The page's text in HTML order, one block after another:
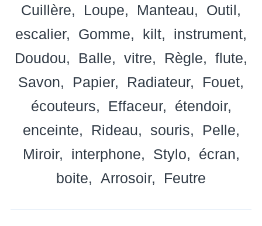
Cuillère
Loupe Manteau
Outil
escalier
Gomme kilt
instrument
Doudou
Balle vitre Règle
flute
Savon
Papier Radiateur
Fouet
écouteurs
Effaceur
étendoir
enceinte
Rideau souris
Pelle
Miroir
interphone Stylo
écran
boite
Arrosoir Feutre